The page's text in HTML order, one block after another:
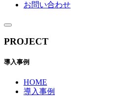
お問い合わせ
PROJECT
導入事例
HOME
導入事例